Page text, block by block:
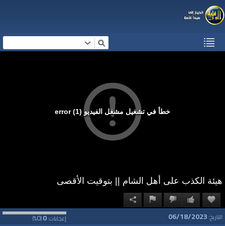
خطأ في تشغيل مشغل الفيديو (1) error
هيئة الكذب على أهل الشام || بتوقيت الأقصى
إعجابات:0
(
0
%) التاريخ: 06/18/2023